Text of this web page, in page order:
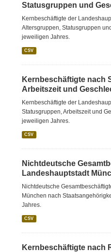
Statusgruppen und
Kernbeschäftigte der
Altersgruppen, Statusgruppen
jeweiligen Jahres.
CSV
Kernbeschäftigte nach
Arbeitszeit und
Kernbeschäftigte der
Statusgruppen, Arbeitszeit und
jeweiligen Jahres.
CSV
Nichtdeutsche
Landeshauptstadt
Nichtdeutsche
München nach
Jahres.
CSV
Kernbeschäftigte nach